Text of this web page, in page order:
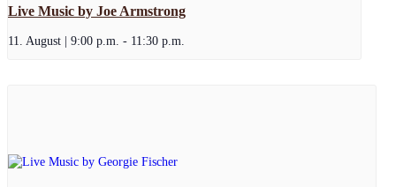
Live Music by Joe Armstrong
11. August | 9:00 p.m. - 11:30 p.m.